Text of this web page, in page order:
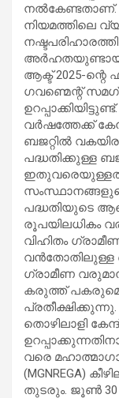
നൽകേണ്ടതാണ്.
നിയമത്തിലെ
ആക്ട് 2025-ന്റെ
ഗവണ്മെന്റ്
വർഷത്തേക്ക്
ബജറ്റിൽ
പദ്ധതിക്കുള്ള
പദ്ധതിയുടെ
രൂപയിലധികം
വിഹിതം
വൻതോതിലുള്ള
ഗ്രാമീണ
കരുത്ത്
തൊഴിലാളി
വരെ
(MGNREGA)
തുടരും. ജൂൺ 30